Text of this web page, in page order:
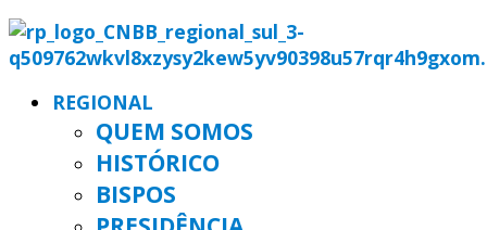
REGIONAL
QUEM SOMOS
HISTÓRICO
BISPOS